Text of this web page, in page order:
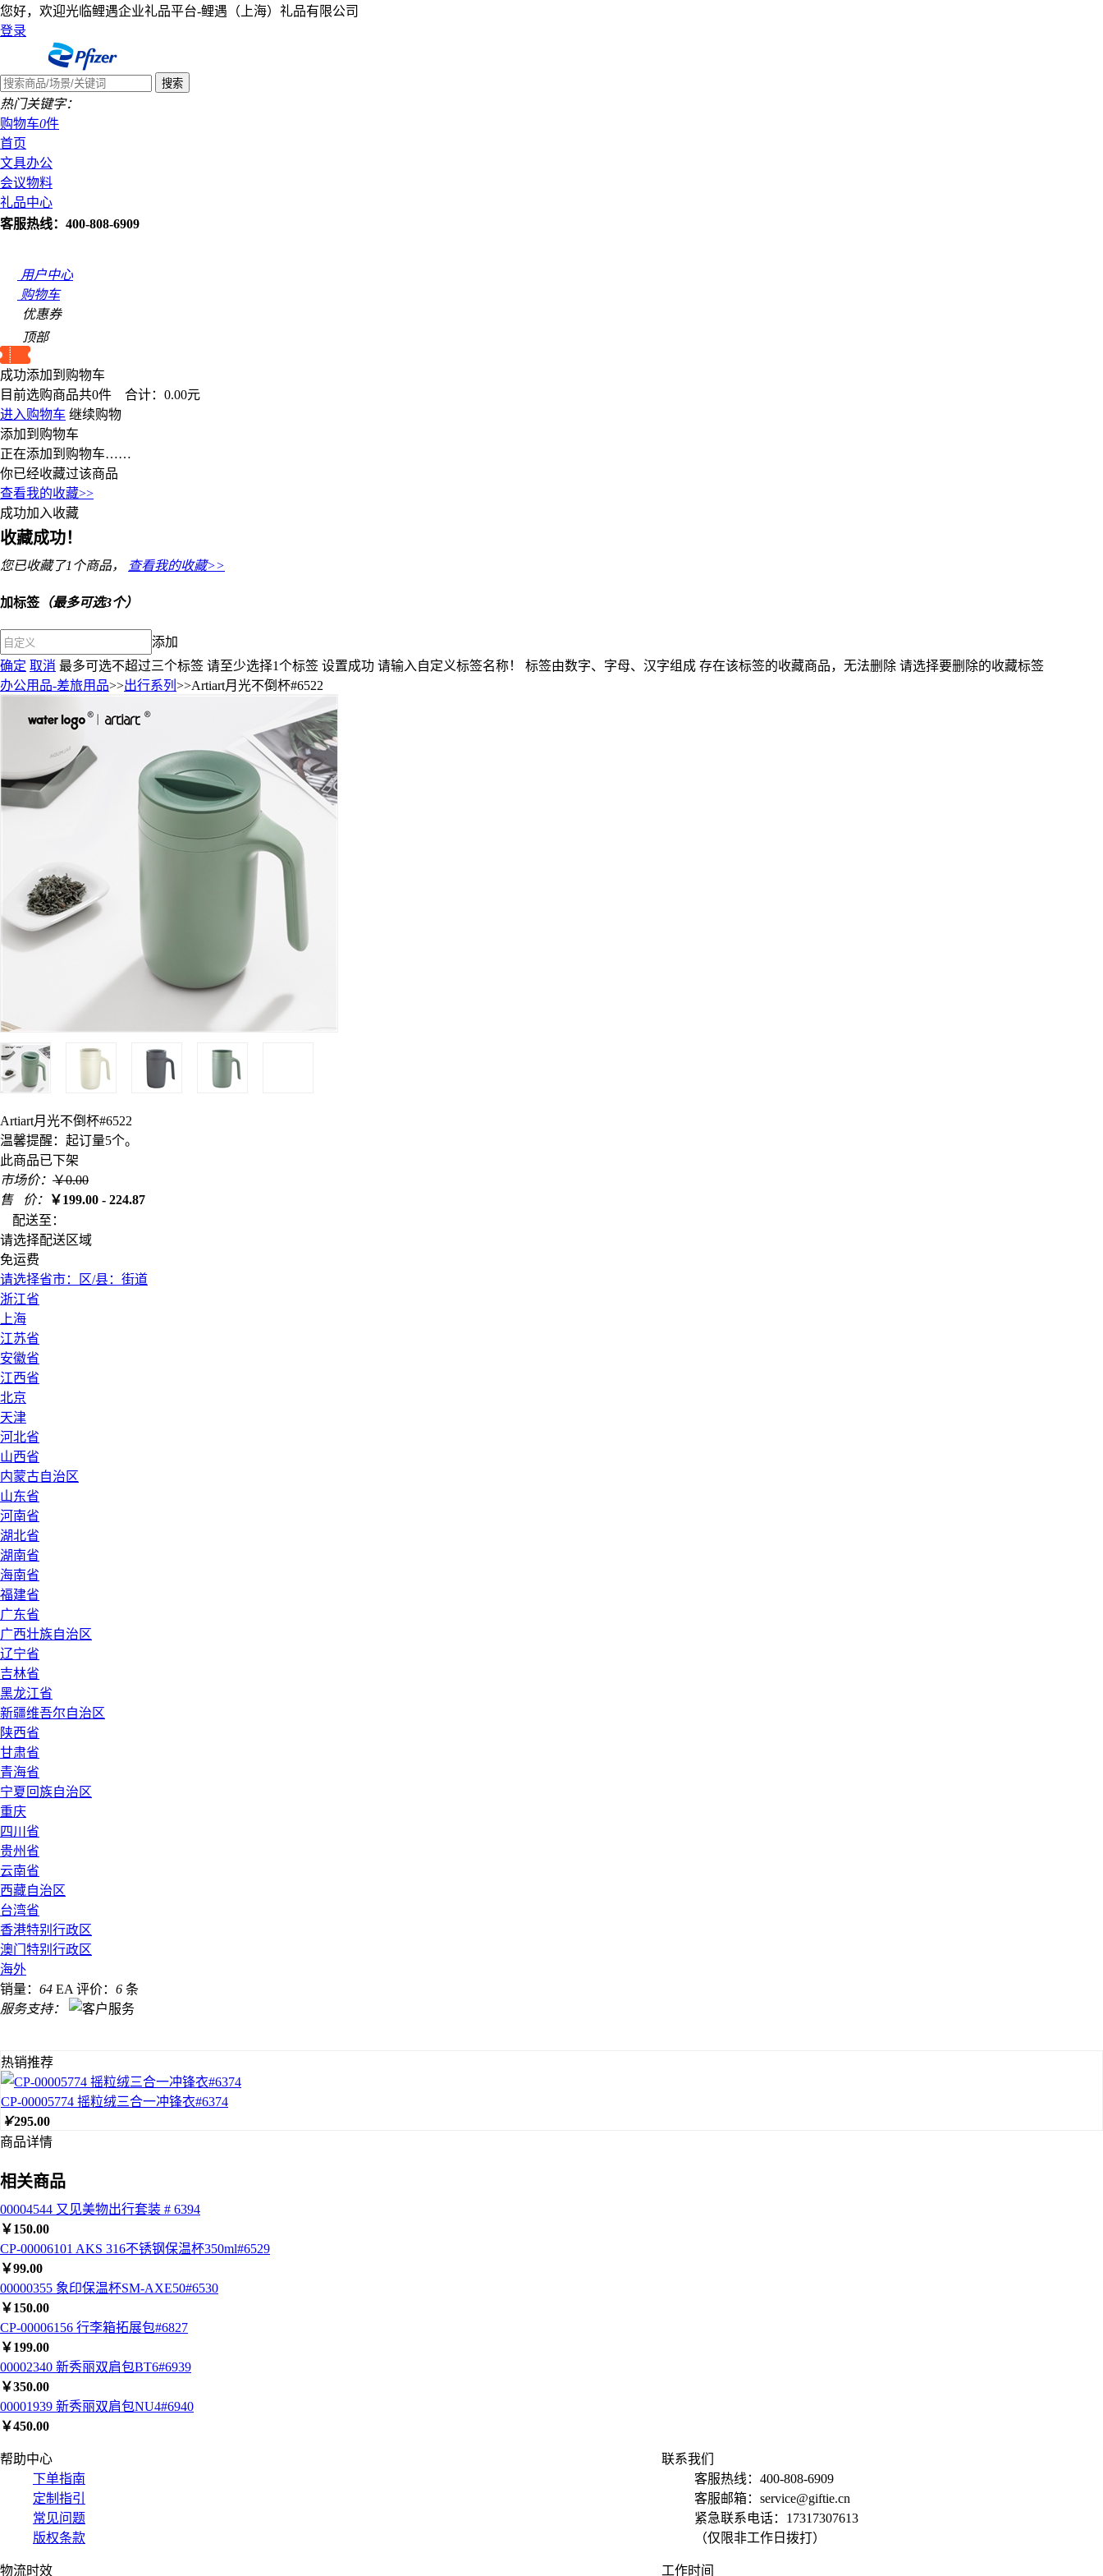
您好，欢迎光临鲤遇企业礼品平台-鲤遇（上海）礼品有限公司
登录
热门关键字：
购物车0件
首页
文具办公
会议物料
礼品中心
客服热线：400-808-6909
用户中心
购物车
优惠券
顶部
成功添加到购物车
目前选购商品共0件 合计： 0.00元
进入购物车 继续购物
添加到购物车
正在添加到购物车……
你已经收藏过该商品
查看我的收藏>>
成功加入收藏
收藏成功！
您已收藏了1 个商品， 查看我的收藏>>
加标签 （最多可选3个）
添加
确定 取消 最多可选不超过三个标签 请至少选择1个标签 设置成功 请输入自定义标签名称！ 标签由数字、字母、汉字组成 存在该标签的收藏商品，无法删除 请选择要删除的收藏标签
办公用品-差旅用品>>出行系列 >>Artiart月光不倒杯#6522
Artiart月光不倒杯#6522
温馨提醒：起订量5个。
此商品已下架
市场价： ￥0.00
售 价：
￥199.00 - 224.87
配送至：
请选择配送区域
免运费
请选择省市： 区/县： 街道
浙江省
上海
江苏省
安徽省
江西省
北京
天津
河北省
山西省
内蒙古自治区
山东省
河南省
湖北省
湖南省
海南省
福建省
广东省
广西壮族自治区
辽宁省
吉林省
黑龙江省
新疆维吾尔自治区
陕西省
甘肃省
青海省
宁夏回族自治区
重庆
四川省
贵州省
云南省
西藏自治区
台湾省
香港特别行政区
澳门特别行政区
海外
销量： 64 EA 评价： 6 条
服务支持：
热销推荐
CP-00005774 摇粒绒三合一冲锋衣#6374
￥295.00
商品详情
相关商品
00004544 又见美物出行套装 # 6394
￥150.00
CP-00006101 AKS 316不锈钢保温杯350ml#6529
￥99.00
00000355 象印保温杯SM-AXE50#6530
￥150.00
CP-00006156 行李箱拓展包#6827
￥199.00
00002340 新秀丽双肩包BT6#6939
￥350.00
00001939 新秀丽双肩包NU4#6940
￥450.00
帮助中心
下单指南
定制指引
常见问题
版权条款
物流时效
联系我们
客服热线：400-808-6909
客服邮箱：service@giftie.cn
紧急联系电话：17317307613
（仅限非工作日拨打）
工作时间